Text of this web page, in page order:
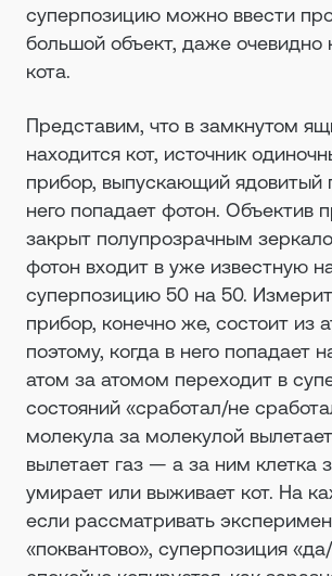
суперпозицию можно ввести
большой объект, даже очевидно
кота.
Представим, что в замкнутом
находится кот, источник
прибор, выпускающий ядовитый
него попадает фотон. Объектив
закрыт полупрозрачным
фотон входит в уже известную
суперпозицию 50 на 50.
прибор, конечно же, состоит из
поэтому, когда в него попадает
атом за атомом переходит в
состояний «сработал/не
молекула за молекулой
вылетает газ — а за ним клетка
умирает или выживает кот. На
если рассматривать
«поквантово», суперпозиция